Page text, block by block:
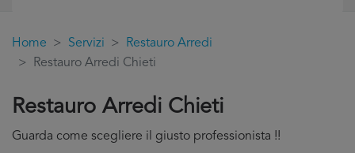
Home Servizi
Restauro Arredi
Restauro Arredi Chieti
Restauro Arredi Chieti
Guarda come scegliere il giusto professionista !!